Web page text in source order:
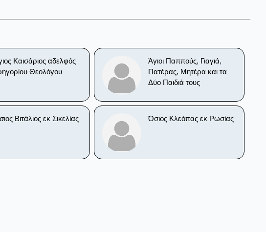
Καισάριος αδελφός
Θεολόγου
Άγιοι Παππούς, Γιαγιά,
Πατέρας, Μητέρα και τα
Δύο Παιδιά τους
Βιτάλιος εκ Σικελίας Όσιος Κλεόπας εκ Ρωσίας